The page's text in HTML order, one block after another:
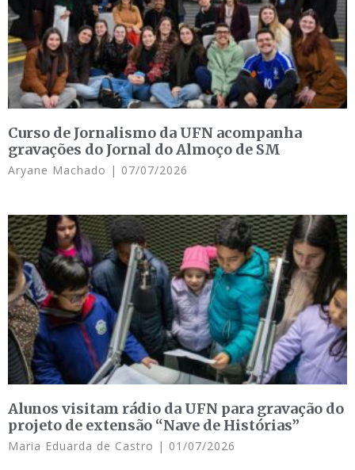
Curso de Jornalismo da UFN acompanha
gravações do Jornal do Almoço de SM
Aryane Machado 07/07/2026
Alunos visitam rádio da UFN para gravação do
projeto de extensão “Nave de Histórias”
Maria Eduarda de Castro 01/07/2026